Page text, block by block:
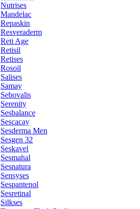
Nutrises
Mandelac
Repaskin
Resveraderm
Reti Age
Retisil
Retises
Rosoil
Salises
Samay
Sebovalis
Serenity
Sesbalance
Sescacay
Sesderma Men
Sesgen 32
Seskavel
Sesmahal
Sesnatura
Sensyses
Sespantenol
Sesretinal
Silkses